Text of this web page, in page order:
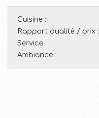
Cuisine :
Rapport qualité / prix :
Service :
Ambiance :